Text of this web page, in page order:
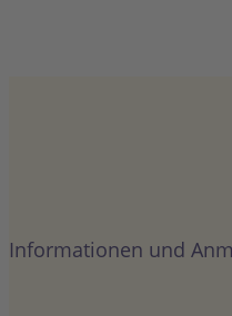
Informationen und